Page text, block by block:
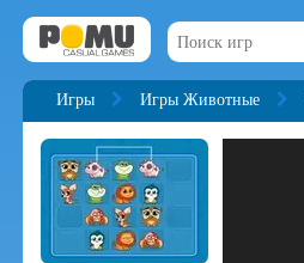
Игры Игры Животные